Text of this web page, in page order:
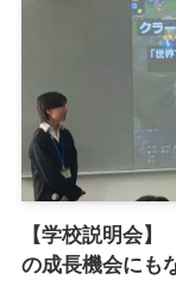
【学校説明会
の成長機会にも